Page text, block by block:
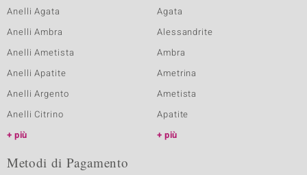
Anelli Agata
Anelli Ambra
Anelli Ametista
Anelli Apatite
Anelli Argento
Anelli Citrino
più
Agata
Alessandrite
Ambra
Ametrina
Ametista
Apatite
più
Metodi di Pagamento